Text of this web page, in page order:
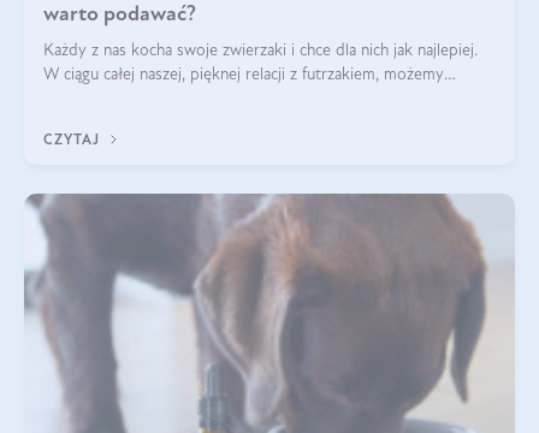
warto podawać?
Każdy z nas kocha swoje zwierzaki i chce dla nich jak najlepiej.
W ciągu całej naszej, pięknej relacji z futrzakiem, możemy
CZYTAJ